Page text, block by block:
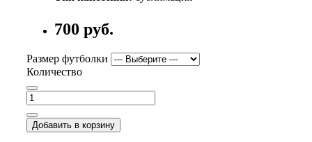
700 руб.
Размер футболки
Количество
Добавить в корзину